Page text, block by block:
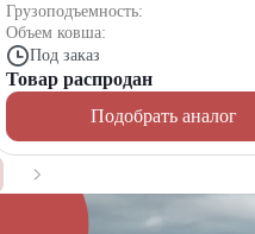
Грузоподъемность:
Объем ковша:
Под заказ
Товар распродан
Подобрать аналог